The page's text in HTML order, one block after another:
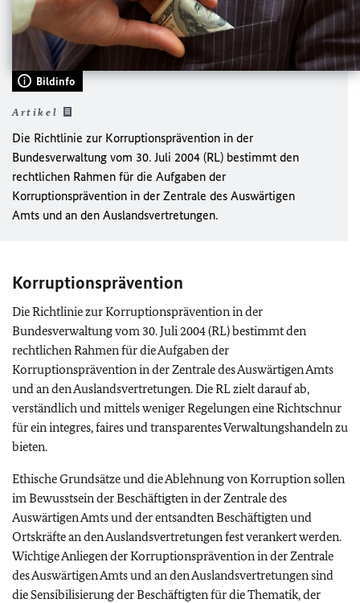
Bildinfo
Artikel
Die Richtlinie zur Korruptionsprävention in der
Bundesverwaltung vom 30. Juli 2004 (RL) bestimmt den
rechtlichen Rahmen für die Aufgaben der
Korruptionsprävention in der Zentrale des Auswärtigen
Amts und an den Auslandsvertretungen.
Korruptionsprävention
Die Richtlinie zur Korruptionsprävention in der
Bundesverwaltung vom 30. Juli 2004 (RL) bestimmt den
rechtlichen Rahmen für die Aufgaben der
Korruptionsprävention in der Zentrale des Auswärtigen Amts
und an den Auslandsvertretungen. Die RL zielt darauf ab,
verständlich und mittels weniger Regelungen eine Richtschnur
für ein integres, faires und transparentes Verwaltungshandeln zu
bieten.
Ethische Grundsätze und die Ablehnung von Korruption sollen
im Bewusstsein der Beschäftigten in der Zentrale des
Auswärtigen Amts und der entsandten Beschäftigten und
Ortskräfte an den Auslandsvertretungen fest verankert werden.
Wichtige Anliegen der Korruptionsprävention in der Zentrale
des Auswärtigen Amts und an den Auslandsvertretungen sind
die Sensibilisierung der Beschäftigten für die Thematik, der